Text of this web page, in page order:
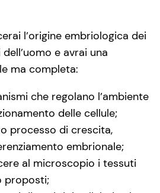
l’origine embriologica dei
e avrai una
ma completa:
che regolano l’ambiente
delle cellule;
processo di crescita,
embrionale;
al microscopio i tessuti
proposti;